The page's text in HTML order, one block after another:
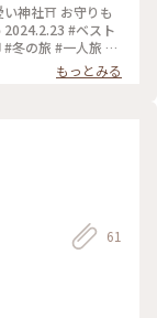
い神社⛩ お守りも
#ベスト
冬の旅 #一人旅 #
益めぐりもっとみる
61